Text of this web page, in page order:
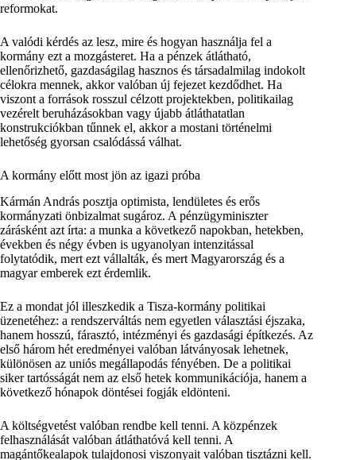
reformokat.
A valódi kérdés az lesz, mire és hogyan használja fel a
kormány ezt a mozgásteret. Ha a pénzek átlátható,
ellenőrizhető, gazdaságilag hasznos és társadalmilag indokolt
célokra mennek, akkor valóban új fejezet kezdődhet. Ha
viszont a források rosszul célzott projektekben, politikailag
vezérelt beruházásokban vagy újabb átláthatatlan
konstrukciókban tűnnek el, akkor a mostani történelmi
lehetőség gyorsan csalódássá válhat.
A kormány előtt most jön az igazi próba
Kármán András posztja optimista, lendületes és erős
kormányzati önbizalmat sugároz. A pénzügyminiszter
zárásként azt írta: a munka a következő napokban, hetekben,
években és négy évben is ugyanolyan intenzitással
folytatódik, mert ezt vállalták, és mert Magyarország és a
magyar emberek ezt érdemlik.
Ez a mondat jól illeszkedik a Tisza-kormány politikai
üzenetéhez: a rendszerváltás nem egyetlen választási éjszaka,
hanem hosszú, fárasztó, intézményi és gazdasági építkezés. Az
első három hét eredményei valóban látványosak lehetnek,
különösen az uniós megállapodás fényében. De a politikai
siker tartósságát nem az első hetek kommunikációja, hanem a
következő hónapok döntései fogják eldönteni.
A költségvetést valóban rendbe kell tenni. A közpénzek
felhasználását valóban átláthatóvá kell tenni. A
magántőkealapok tulajdonosi viszonyait valóban tisztázni kell.